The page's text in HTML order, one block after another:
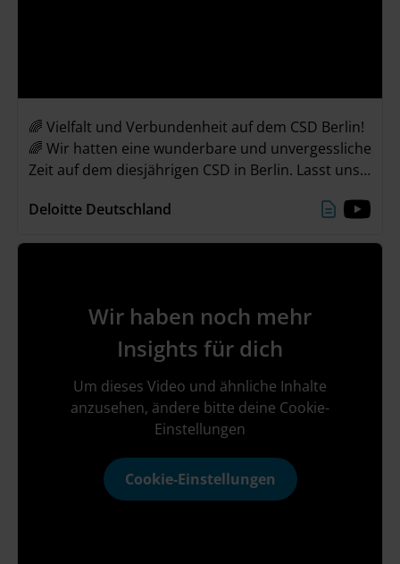
🌈 Vielfalt und Verbundenheit auf dem CSD Berlin!
🌈 Wir hatten eine wunderbare und unvergessliche
Zeit auf dem diesjährigen CSD in Berlin. Lasst uns
unseren Alltag nehmen und weiterhin Vielfalt &
Deloitte Deutschland
Wir haben noch mehr
Insights für dich
Um dieses Video und ähnliche Inhalte
anzusehen, ändere bitte deine Cookie-
Einstellungen
Cookie-Einstellungen